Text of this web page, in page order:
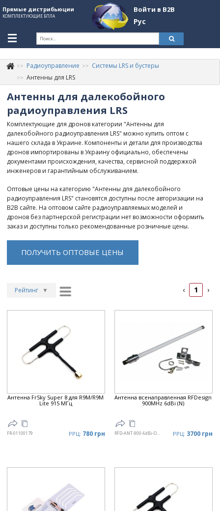
Прямые дистрибьюции
КОМПЛЕКТУЮЩИЕ БПЛА
Войти в B2B
Рус
+380507774092
Информация о компании
About Company
Обзоры
Категории
Бренды
Войти в B2B
Стать партнером
Радиоуправление
Системы LRS и бустеры
Антенны для LRS
Антенны для далекобойного
радиоуправления LRS
Комплектующие для дронов категории "Антенны для
далекобойного радиоуправления LRS" можно купить оптом с
нашего склада в Украине. Компоненты и детали для производства
дронов импортированы в Украину официально, обеспечены
документами происхождения, качества, сервисной поддержкой
инженеров и гарантийным обслуживанием.
Оптовые цены на категорию "Антенны для далекобойного
радиоуправления LRS" становятся доступны после авторизации на
B2B сайте. На оптовом сайте радиоуправляемых моделей и
дронов без партнерской регистрации нет возможности оформить
заказ и доступны только рекомендованные розничные цены.
ПОЛУЧИТЬ ОПТОВЫЕ ЦЕНЫ
Рейтинг ▼
Цена ▲
Цена
‹ 1 ›
Антенна FrSky Super 8 для R9M/R9M
Lite 915 МГц
FR-01100179 РРЦ: 780 грн
Антенна всенаправленная RFDesign
900MHz 6dBi (N)
RFD-ANT-900-6dBi-OMNI-N РРЦ: 3700 грн